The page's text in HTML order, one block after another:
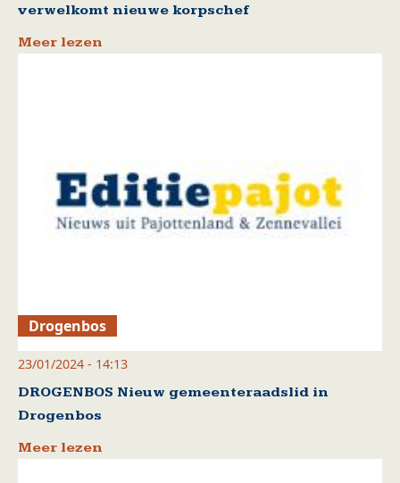
verwelkomt nieuwe korpschef
Meer lezen
Drogenbos
23/01/2024 - 14:13
DROGENBOS Nieuw gemeenteraadslid in
Drogenbos
Meer lezen